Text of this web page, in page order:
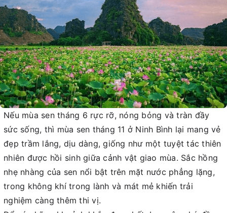
Nếu mùa sen tháng 6 rực rỡ, nóng bỏng và tràn đầy
sức sống, thì mùa sen tháng 11 ở Ninh Bình lại mang vẻ
đẹp trầm lắng, dịu dàng, giống như một tuyệt tác thiên
nhiên được hồi sinh giữa cảnh vật giao mùa. Sắc hồng
nhẹ nhàng của sen nổi bật trên mặt nước phẳng lặng,
trong không khí trong lành và mát mẻ khiến trải
nghiệm càng thêm thi vị.